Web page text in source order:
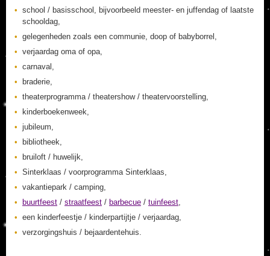
school / basisschool, bijvoorbeeld meester- en juffendag of laatste
schooldag,
gelegenheden zoals een communie, doop of babyborrel,
verjaardag oma of opa,
carnaval,
braderie,
theaterprogramma / theatershow / theatervoorstelling,
kinderboekenweek,
jubileum,
bibliotheek,
bruiloft / huwelijk,
Sinterklaas / voorprogramma Sinterklaas,
vakantiepark / camping,
buurtfeest / straatfeest / barbecue / tuinfeest,
een kinderfeestje / kinderpartijtje / verjaardag,
verzorgingshuis / bejaardentehuis.